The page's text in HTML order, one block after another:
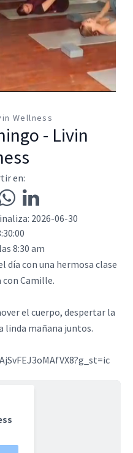
Wellness
- Livin
en:
2026-06-30
8:30 am
día con una hermosa clase
con Camille.
el cuerpo, despertar la
linda mañana juntos.